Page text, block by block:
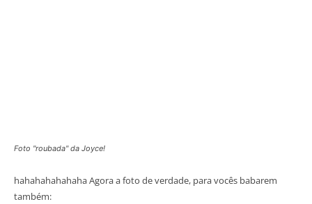
Foto "roubada" da Joyce!
hahahahahahaha Agora a foto de verdade, para vocês babarem
também: